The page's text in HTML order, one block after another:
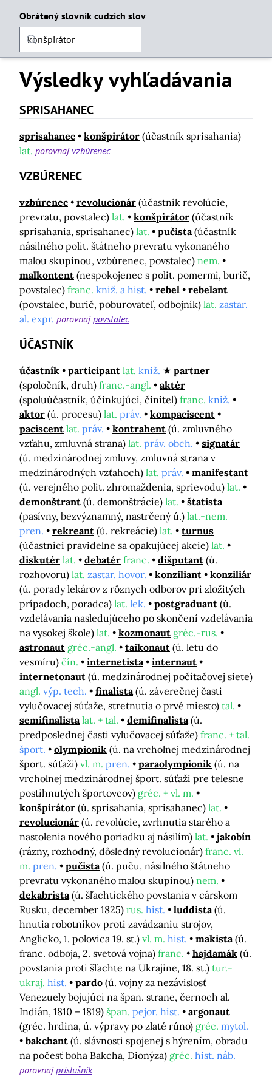
Obrátený slovník cudzích slov
Výsledky vyhľadávania
SPRISAHANEC
sprisahanec konšpirátor (účastník sprisahania)
lat. porovnaj vzbúrenec
VZBÚRENEC
vzbúrenec revolucionár (účastník revolúcie,
prevratu, povstalec) lat. konšpirátor (účastník
sprisahania, sprisahanec) lat. pučista (účastník
násilného polit. štátneho prevratu vykonaného
malou skupinou, vzbúrenec, povstalec) nem.
malkontent (nespokojenec s polit. pomermi, burič,
povstalec) franc. kniž. a hist. rebel
rebelant
(povstalec, burič, poburovateľ, odbojník) lat. zastar.
al. expr. porovnajpovstalec
ÚČASTNÍK
účastník participant lat. kniž.
partner
(spoločník, druh) franc.-angl.
aktér
(spoluúčastník, účinkujúci, činiteľ) franc. kniž.
aktor (ú. procesu) lat. práv.
kompaciscent
paciscent lat. práv. kontrahent (ú. zmluvného
vzťahu, zmluvná strana) lat. práv. obch.
signatár
(ú. medzinárodnej zmluvy, zmluvná strana v
medzinárodných vzťahoch) lat. práv.
manifestant
(ú. verejného polit. zhromaždenia, sprievodu) lat.
demonštrant (ú. demonštrácie) lat.
štatista
(pasívny, bezvýznamný, nastrčený ú.) lat.-nem.
pren.
rekreant (ú. rekreácie) lat.
turnus
(účastníci pravidelne sa opakujúcej akcie) lat.
diskutér lat. debatér franc. dišputant (ú.
rozhovoru) lat. zastar. hovor. konziliant
konziliár
(ú. porady lekárov z rôznych odborov pri zložitých
prípadoch, poradca) lat. lek. postgraduant (ú.
vzdelávania nasledujúceho po skončení vzdelávania
na vysokej škole) lat. kozmonaut gréc.-rus.
astronaut gréc.-angl. taikonaut (ú. letu do
vesmíru) čín. internetista
internaut
internetonaut (ú. medzinárodnej počítačovej siete)
angl. výp. tech. finalista (ú. záverečnej časti
vylučovacej súťaže, stretnutia o prvé miesto) tal.
semifinalista lat. + tal. demifinalista (ú.
predposlednej časti vylučovacej súťaže) franc. + tal.
šport.
olympionik (ú. na vrcholnej medzinárodnej
šport. súťaži) vl. m. pren. paraolympionik (ú. na
vrcholnej medzinárodnej šport. súťaži pre telesne
postihnutých športovcov) gréc. + vl. m.
konšpirátor (ú. sprisahania, sprisahanec) lat.
revolucionár (ú. revolúcie, zvrhnutia starého a
nastolenia nového poriadku aj násilím) lat.
jakobín
(rázny, rozhodný, dôsledný revolucionár) franc. vl.
m. pren. pučista (ú. puču, násilného štátneho
prevratu vykonaného malou skupinou) nem.
dekabrista (ú. šľachtického povstania v cárskom
Rusku, december 1825) rus. hist. luddista (ú.
hnutia robotníkov proti zavádzaniu strojov,
Anglicko, 1. polovica 19. st.) vl. m. hist. makista (ú.
franc. odboja, 2. svetová vojna) franc. hajdamák (ú.
povstania proti šľachte na Ukrajine, 18. st.) tur.-
ukraj. hist. pardo (ú. vojny za nezávislosť
Venezuely bojujúci na špan. strane, černoch al.
Indián, 1810 – 1819) špan. pejor. hist.
argonaut
(gréc. hrdina, ú. výpravy po zlaté rúno) gréc. mytol.
bakchant (ú. slávnosti spojenej s hýrením, obradu
na počesť boha Bakcha, Dionýza) gréc. hist. náb.
porovnajpríslušník